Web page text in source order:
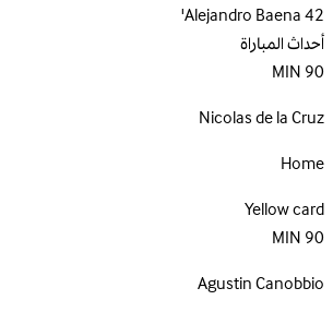
Alejandro Baena42'
أحداث المباراة
90
MIN
Nicolas de la Cruz
Home
Yellow card
90
MIN
Agustin Canobbio